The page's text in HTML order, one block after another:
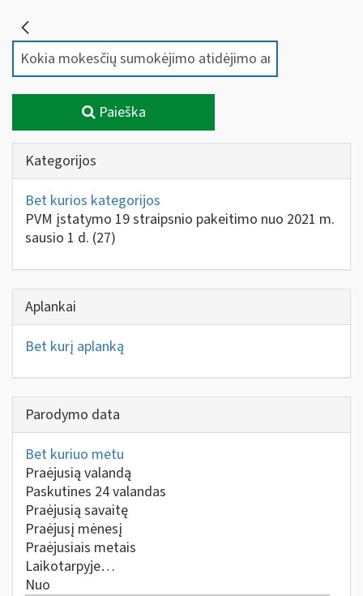
Paieška
Kategorijos
Bet kurios kategorijos
PVM įstatymo 19 straipsnio pakeitimo nuo 2021 m.
sausio 1 d. (27)
Aplankai
Bet kurį aplanką
Parodymo data
Bet kuriuo metu
Praėjusią valandą
Paskutines 24 valandas
Praėjusią savaitę
Praėjusį mėnesį
Praėjusiais metais
Laikotarpyje…
Nuo